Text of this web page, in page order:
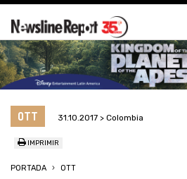
OTT 31.10.2017 > Colombia
IMPRIMIR
PORTADA OTT